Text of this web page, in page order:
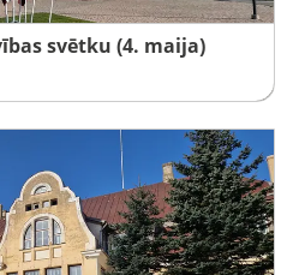
svētku (4. maija)